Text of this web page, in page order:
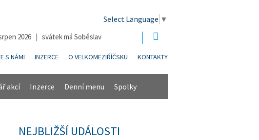
Select Language ▼
2026 | svátek má Soběslav
S NÁMI INZERCE O VELKOMEZIŘÍČSKU KONTAKTY
akcí Inzerce Denní menu Spolky
NEJBLIŽŠÍ UDÁLOSTI